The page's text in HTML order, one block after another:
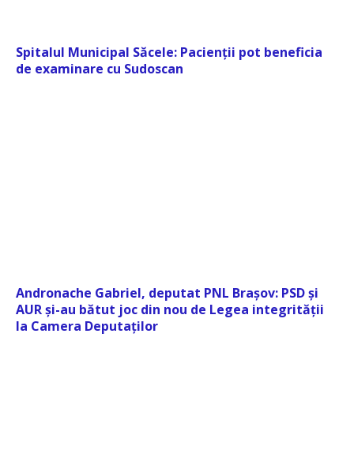
Spitalul Municipal Săcele: Pacienții pot beneficia
de examinare cu Sudoscan
Andronache Gabriel, deputat PNL Brașov: PSD și
AUR și-au bătut joc din nou de Legea integrității
la Camera Deputaților